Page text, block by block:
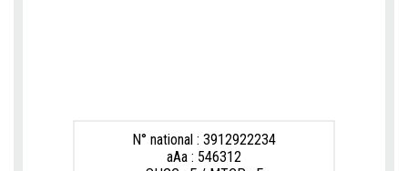
N° national : 3912922234
aAa : 546312